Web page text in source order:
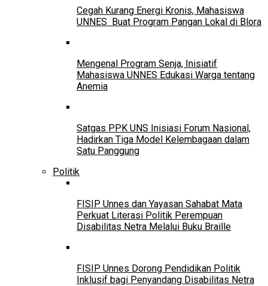
Cegah Kurang Energi Kronis, Mahasiswa
UNNES Buat Program Pangan Lokal di Blora
Mengenal Program Senja, Inisiatif
Mahasiswa UNNES Edukasi Warga tentang
Anemia
Satgas PPK UNS Inisiasi Forum Nasional,
Hadirkan Tiga Model Kelembagaan dalam
Satu Panggung
Politik
FISIP Unnes dan Yayasan Sahabat Mata
Perkuat Literasi Politik Perempuan
Disabilitas Netra Melalui Buku Braille
FISIP Unnes Dorong Pendidikan Politik
Inklusif bagi Penyandang Disabilitas Netra